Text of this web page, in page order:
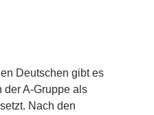
Deutschen gibt es
der A-Gruppe als
Nach den